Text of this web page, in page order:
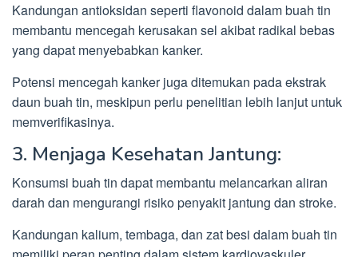
Kandungan antioksidan seperti flavonoid dalam buah tin
membantu mencegah kerusakan sel akibat radikal bebas
yang dapat menyebabkan kanker.
Potensi mencegah kanker juga ditemukan pada ekstrak
daun buah tin, meskipun perlu penelitian lebih lanjut untuk
memverifikasinya.
3. Menjaga Kesehatan Jantung:
Konsumsi buah tin dapat membantu melancarkan aliran
darah dan mengurangi risiko penyakit jantung dan stroke.
Kandungan kalium, tembaga, dan zat besi dalam buah tin